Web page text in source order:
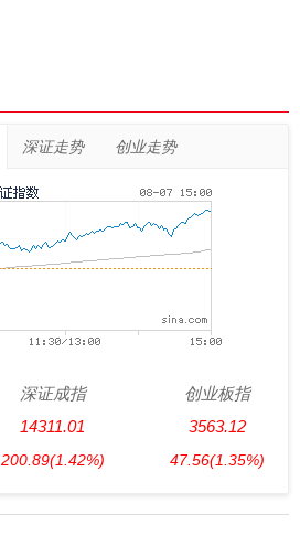
深证走势 创业走势
深证成指
14311.01
200.89(1.42%)
创业板指
3563.12
47.56(1.35%)